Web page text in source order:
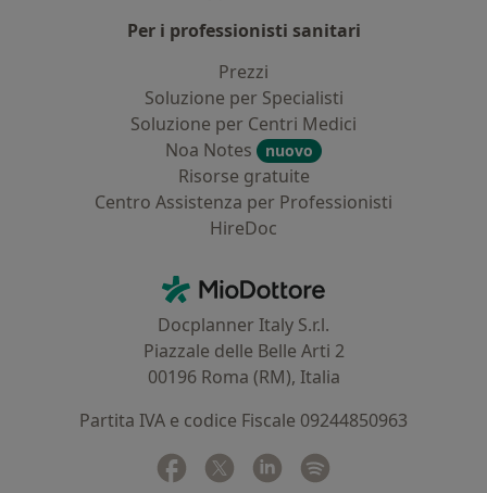
Per i professionisti sanitari
Prezzi
Soluzione per Specialisti
Soluzione per Centri Medici
Noa Notes
nuovo
Risorse gratuite
Centro Assistenza per Professionisti
HireDoc
MioDottore - Homepage
Docplanner Italy S.r.l.
Piazzale delle Belle Arti 2
00196 Roma (RM), Italia
Partita IVA e codice Fiscale 09244850963
Facebook
si apre in una nuova scheda
Twitter
si apre in una nuova scheda
Linkedin
si apre in una nuova